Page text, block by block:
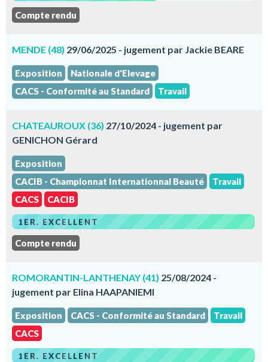
Compte rendu
MENDE (48) 29/06/2025 - jugement par Jackie BEARE
Exposition
Nationale d'Elevage
CACS - Conformité au Standard
Travail
CHATEAUROUX (36) 27/10/2024 - jugement par
GENICHON Gérard
Exposition
CACIB - Championnat Internationnal Beauté
Travail
CACS
CACIB
1ER. EXCELLENT
Compte rendu
ROMORANTIN-LANTHENAY (41) 25/08/2024 -
jugement par Elina HAAPANIEMI
Exposition CACS - Conformité au Standard
Travail
CACS
1ER. EXCELLENT